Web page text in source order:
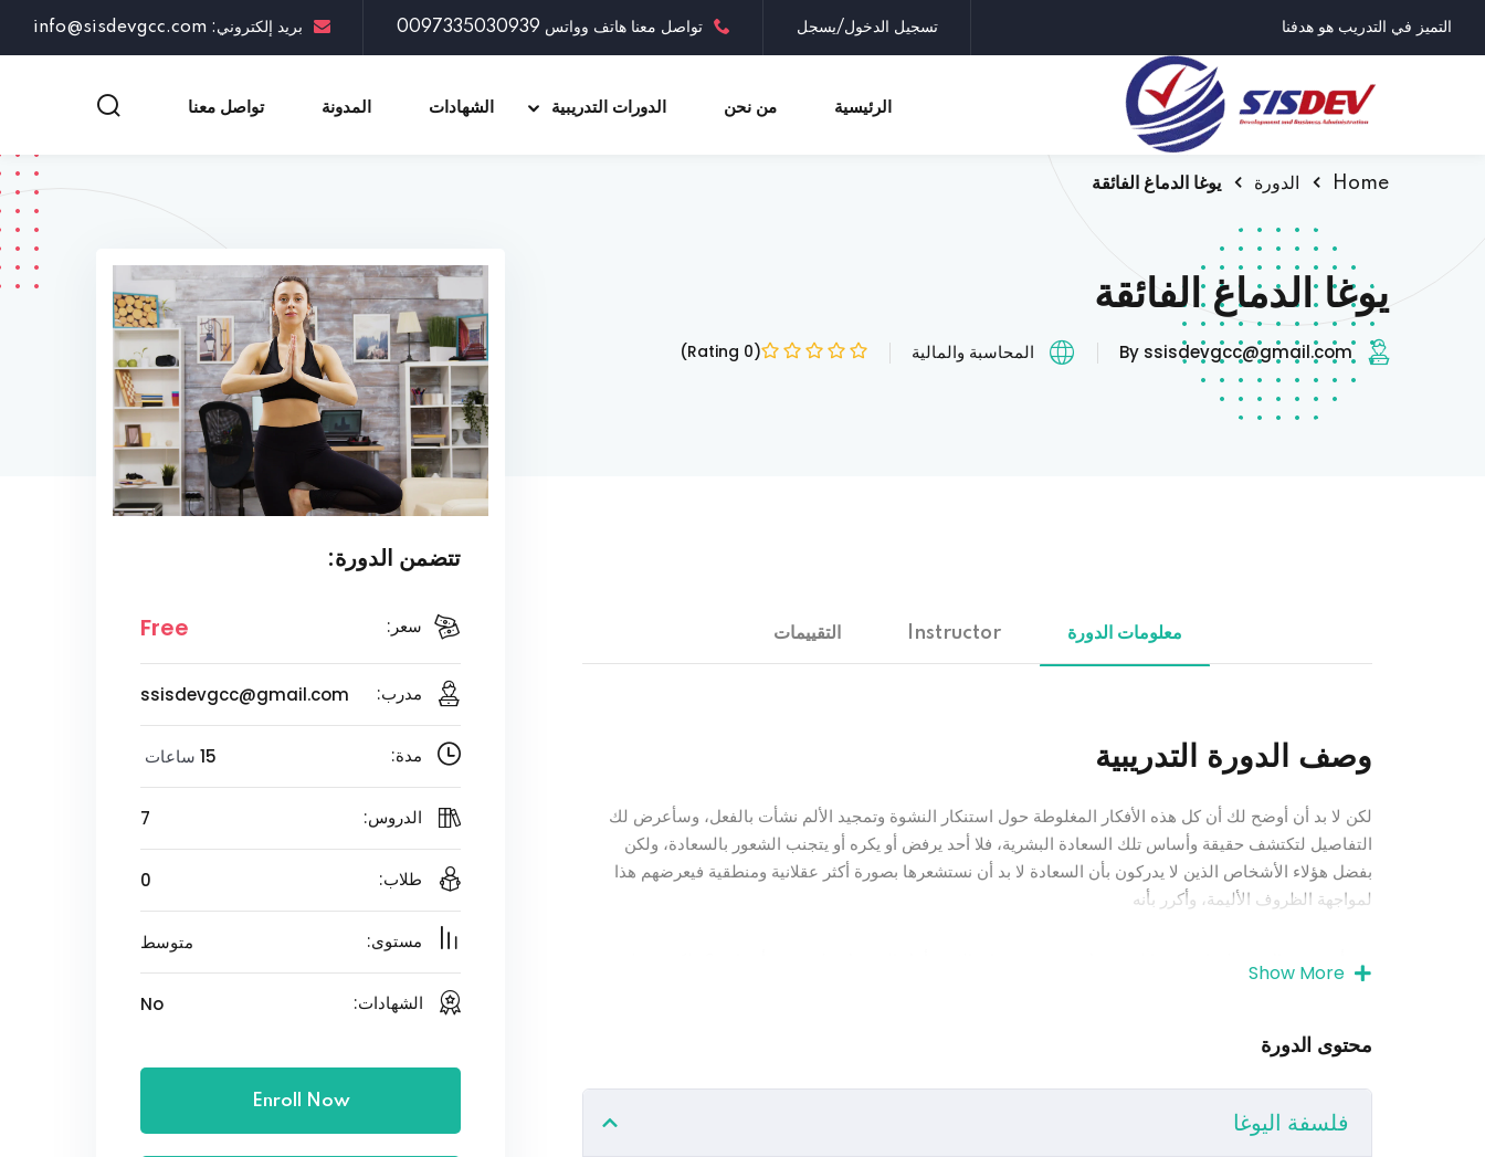
التميز في التدريب هو هدفنا تسجيل الدخول/يسجل تواصل معنا هاتف وواتس 0097335030939 بريد إلكتروني: info@sisdevgcc.com
الرئيسية من نحن الدورات التدريبية الشهادات المدونة تواصل معنا
Home الدورة يوغا الدماغ الفائقة
يوغا الدماغ الفائقة
By ssisdevgcc@gmail.com المحاسبة والمالية (0 Rating)
معلومات الدورة Instructor التقييمات
وصف الدورة التدريبية
لكن لا بد أن أوضح لك أن كل هذه الأفكار المغلوطة حول استنكار النشوة وتمجيد الألم نشأت بالفعل، وسأعرض لك
التفاصيل لتكتشف حقيقة وأساس تلك السعادة البشرية، فلا أحد يرفض أو يكره أو يتجنب الشعور بالسعادة، ولكن
بفضل هؤلاء الأشخاص الذين لا يدركون بأن السعادة لا بد أن نستشعرها بصورة أكثر عقلانية ومنطقية فيعرضهم هذا
لمواجهة الظروف الأليمة، وأكرر بأنه
و سأعرض مثال حي لهذا، من منا لم يتحمل جهد بدني شاق إلا من أجل الحصول على ميزة أو فائدة؟ ولكن من لديه
الحق أن ينتقد شخص ما أراد أن يشعر بالسعادة التي لا تشوبها عواقب أليمة أو آخر أراد أن يتجنب الألم أن ينتقد شخص
أقسم أنني سأفعل ما أريد دون أن أخبرك بأي شيء
Show More
محتوى الدورة
فلسفة اليوغا
تتضمن الدورة:
سعر: Free
مدرب: ssisdevgcc@gmail.com
مدة: 15 ساعات
الدروس: 7
طلاب: 0
مستوى: متوسط
الشهادات: No
Enroll Now